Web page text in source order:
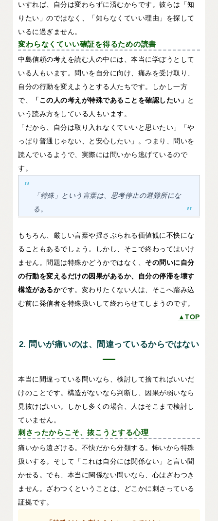
いすれば、自分は変わらずに済むからです。彼らは「知
りたい」のではなく、「知らなくていい理由」を探して
いるに過ぎません。
変わらなくていい確証を得るための読書
中島信頼の考えを読む人の中には、本当に学ぼうとして
いる人もいます。問いを自分に向け、痛みを受け取り、
自分の行動を変えようとする人たちです。しかし一方
で、
「この人の考えが特殊であることを確認したい」 と
いう読み方をしている人もいます。
「だから、自分は取り入れなくていいと思いたい」「や
っぱり普通じゃない、と安心したい」。つまり、問いを
読んでいるようで、実際には問いから逃げているので
す。
「特殊」という言葉は、思考停止の避難所にな
る。
もちろん、厳しい言葉や揺さぶられる価値観に不快にな
ることもあるでしょう。しかし、そこで終わってはいけ
ません。問題は特殊かどうかではなく、 その問いに自分
の行動を変えるだけの因果があるか、自分の停滞を壊す
構造があるかです。変わりたくない人は、そこへ踏み込
む前に発信者を特殊扱いして終わらせてしまうのです。
▲TOP
2. 問いが痛いのは、間違っているからではない
本当に間違っている問いなら、検討して捨てればいいだ
けのことです。構造がないなら判断し、因果が弱いなら
見抜けばいい。しかし多くの場合、人はそこまで検討し
ていません。
刺さったからこそ、抜こうとする心理
痛いから遠ざける。不快だから分類する。怖いから特殊
扱いする。そして「これは自分には関係ない」と言い聞
かせる。でも、本当に関係ない問いなら、心はざわつき
ません。ざわつくということは、どこかに刺さっている
証拠です。